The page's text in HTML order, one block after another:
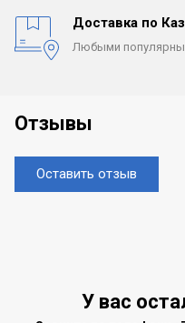
Доставка по
Любыми
Отзывы
Оставить отзыв
У вас